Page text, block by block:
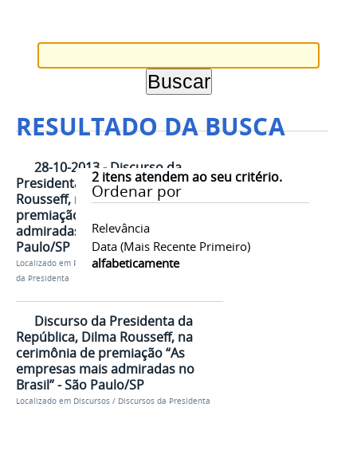
RESULTADO DA BUSCA
2itens atendem ao seu critério.
Ordenar por
Relevância
Data (mais Recente Primeiro)
alfabeticamente
28-10-2013 - Discurso da
Presidenta da República, Dilma
Rousseff, na cerimônia de
premiação “As empresas mais
admiradas no Brasil” - São
Paulo/SP
Localizado em Presidência /…/Discursos /
da Presidenta
Discurso da Presidenta da
República, Dilma Rousseff, na
cerimônia de premiação “As
empresas mais admiradas no
Brasil” - São Paulo/SP
Localizado em Discursos / Discursos da Presidenta